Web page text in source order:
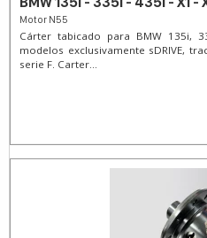
Motor N55
Cárter tabicado para BMW 135i,
modelos exclusivamente sDRIVE,
serie F. Carter...